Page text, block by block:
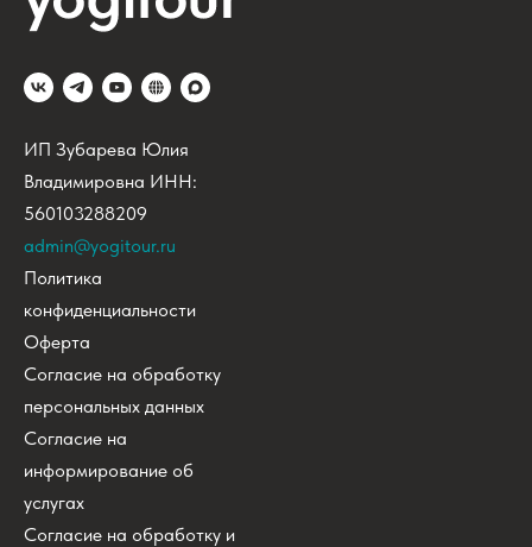
ИП Зубарева Юлия
Владимировна ИНН:
560103288209
admin@yogitour.ru
Политика
конфиденциальности
Оферта
Согласие на обработку
персональных данных
Согласие на
информирование об
услугах
Согласие на обработку и